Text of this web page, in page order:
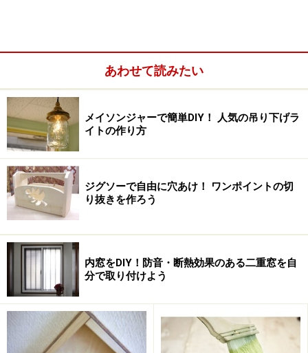
クッションフロアシート（CFシート）とは？トイレの床
を模様替え
クッションフロアシート購入前の準備
クッションフロアシート（CFシート）の張り替え方手順
クッションフロアシート（CFシート）と
は？トイレの床を模様替え
2つの木目調のクッションフロアシート（CFシート）
あわせて読みたい
メイソンジャーで簡単DIY！ 人気の吊り下げラ
イトの作り方
ジグソーで自由に穴あけ！ ワンポイントの切
り抜きを作ろう
内窓をDIY！防音・断熱効果のある二重窓を自
分で取り付けよう